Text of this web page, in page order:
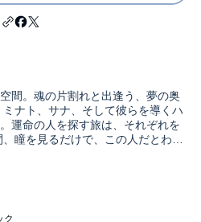
間。魂の片割れと出逢う、夢の奥
ナト、サナ、そして彼らを導くハ
運命の人を探す旅は、それぞれを
瞳を見るだけで、この人だとわか
まれ、夢が終わる」 そう語るハイ
運命から逃げ続けていた――。